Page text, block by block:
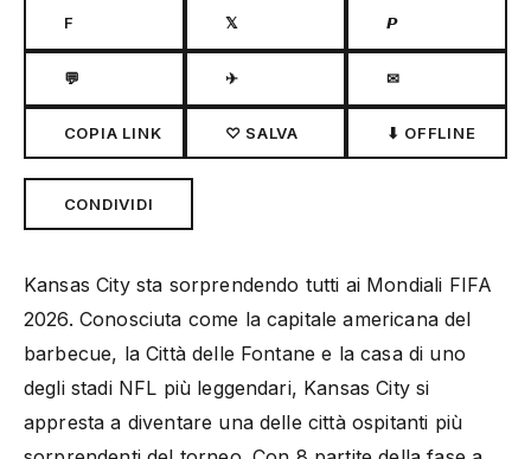
F 𝕏 𝙋
💬 ✈ ✉
COPIA LINK ♡ SALVA ⬇ OFFLINE
CONDIVIDI
Kansas City sta sorprendendo tutti ai Mondiali FIFA
2026. Conosciuta come la capitale americana del
barbecue, la Città delle Fontane e la casa di uno
degli stadi NFL più leggendari, Kansas City si
appresta a diventare una delle città ospitanti più